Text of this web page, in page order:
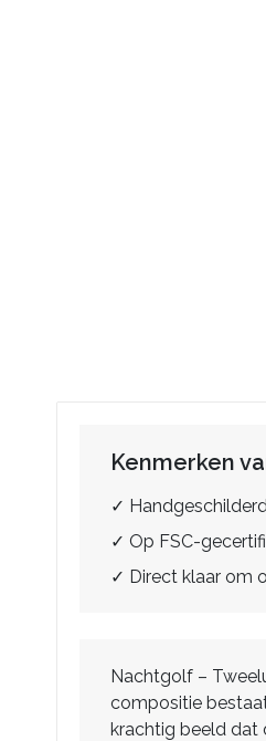
Kenmerken
✓
✓ Op FSC-
✓ Direct klaar om
Nachtgolf –
compositie
krachtig beeld dat